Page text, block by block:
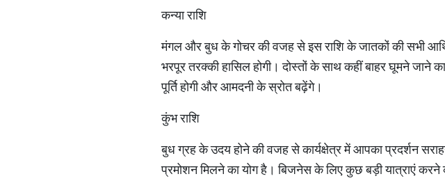
कन्या राशि
मंगल और बुध के गोचर की वजह से इस राशि के जातकों की सभी
भरपूर तरक्की हासिल होगी। दोस्तों के साथ कहीं बाहर घूमने जाने
पूर्ति होगी और आमदनी के स्रोत बढ़ेंगे।
कुंभ राशि
बुध ग्रह के उदय होने की वजह से कार्यक्षेत्र में आपका प्रदर्शन
प्रमोशन मिलने का योग है। बिजनेस के लिए कुछ बड़ी यात्राएं करने